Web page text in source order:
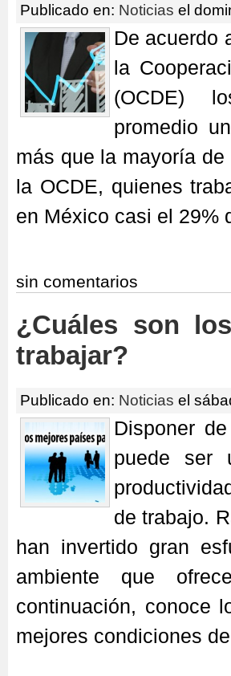
Publicado en: Noticias el
De acuerdo
la
(OCDE)
promedio
más que la mayoría
la OCDE, quienes
en México casi el 29%
sin comentarios
¿Cuáles son
trabajar?
Publicado en: Noticias el
Disponer
puede ser
de trabajo.
han invertido gran
ambiente que
continuación, conoce
mejores condiciones